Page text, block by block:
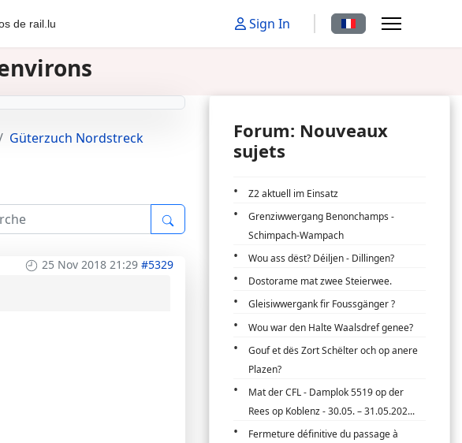
de rail.lu Sign In Sélectionnez votre
Güterzuch Nordstreck
25 Nov 2018 21:29 #5329
Forum: Nouveaux
sujets
Z2 aktuell im Einsatz
Grenziwwergang Benonchamps -
Schimpach-Wampach
Wou ass dëst? Déiljen - Dillingen?
Dostorame mat zwee Steierwee.
Gleisiwwergank fir Foussgänger ?
Wou war den Halte Waalsdref genee?
Gouf et dës Zort Schëlter och op anere
Plazen?
Mat der CFL - Damplok 5519 op der
Rees op Koblenz - 30.05. – 31.05.202...
Fermeture définitive du passage à